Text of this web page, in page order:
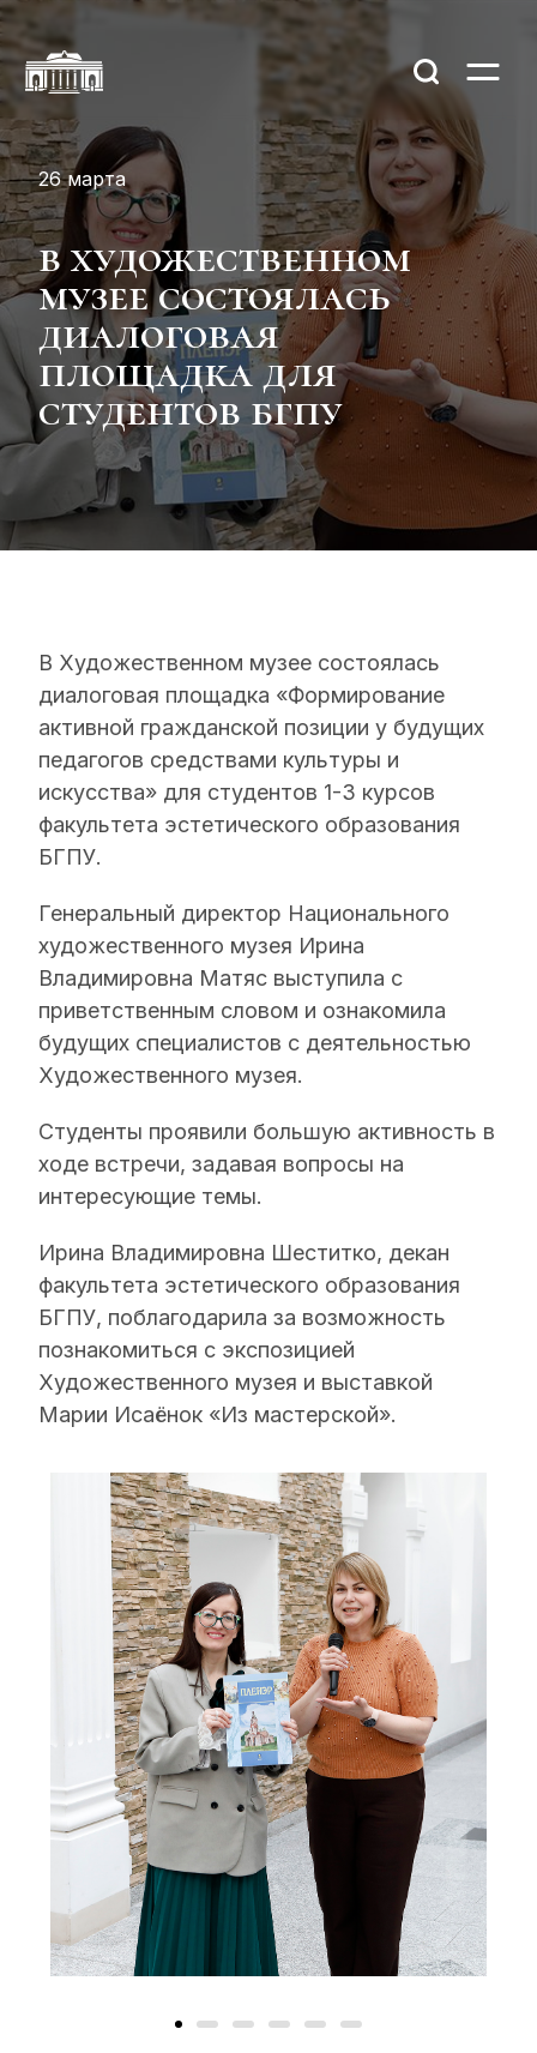
26 марта
в художественном
музее состоялась
диалоговая
площадка для
студентов бгпу
В Художественном музее состоялась
диалоговая площадка «Формирование
активной гражданской позиции у будущих
педагогов средствами культуры и
искусства» для студентов 1-3 курсов
факультета эстетического образования
БГПУ.
Генеральный директор Национального
художественного музея Ирина
Владимировна Матяс выступила с
приветственным словом и ознакомила
будущих специалистов с деятельностью
Художественного музея.
Студенты проявили большую активность в
ходе встречи, задавая вопросы на
интересующие темы.
Ирина Владимировна Шеститко, декан
факультета эстетического образования
БГПУ, поблагодарила за возможность
познакомиться с экспозицией
Художественного музея и выставкой
Марии Исаёнок «Из мастерской».